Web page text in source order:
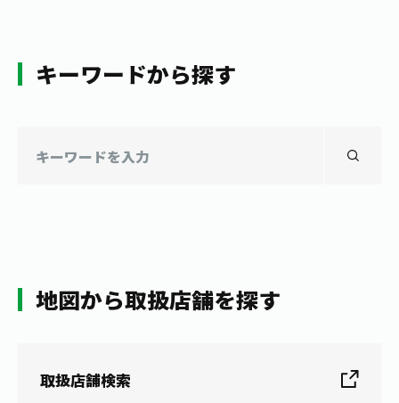
キーワードから探す
地図から取扱店舗を探す
取扱店舗検索